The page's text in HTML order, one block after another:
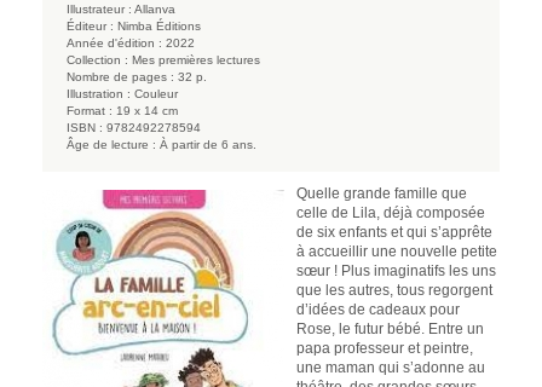
Illustrateur : Allanva
Éditeur : Nimba Éditions
Année d'édition : 2022
Collection : Mes premières lectures
Nombre de pages : 32 p.
Illustration : Couleur
Format : 19 x 14 cm
ISBN : 9782492278594
Âge de lecture : À partir de 6 ans.
Quelle grande famille que
celle de Lila, déjà composée
de six enfants et qui s’apprête
à accueillir une nouvelle petite
sœur ! Plus imaginatifs les uns
que les autres, tous regorgent
d’idées de cadeaux pour
Rose, le futur bébé. Entre un
papa professeur et peintre,
une maman qui s’adonne au